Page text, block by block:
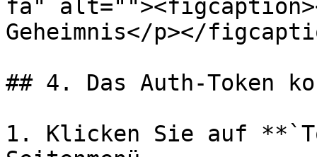
fa"
Geheimnis</p></
## 4. Das Auth-Token
1. Klicken Sie auf